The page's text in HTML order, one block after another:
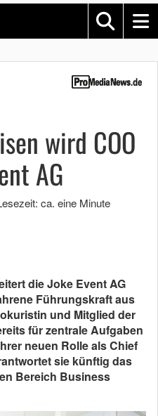
wird COO
AG
ca. eine Minute
die Joke Event AG
Führungskraft aus
und Mitglied der
für zentrale Aufgaben
neuen Rolle als Chief
sie künftig das
Bereich Business